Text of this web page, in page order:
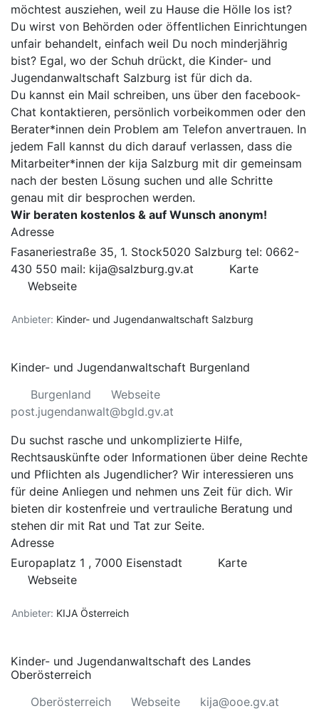
möchtest ausziehen, weil zu Hause die Hölle los ist?
Du wirst von Behörden oder öffentlichen Einrichtungen
unfair behandelt, einfach weil Du noch minderjährig
bist? Egal, wo der Schuh drückt, die Kinder- und
Jugendanwaltschaft Salzburg ist für dich da.
Du kannst ein Mail schreiben, uns über den facebook-
Chat kontaktieren, persönlich vorbeikommen oder den
Berater*innen dein Problem am Telefon anvertrauen. In
jedem Fall kannst du dich darauf verlassen, dass die
Mitarbeiter*innen der kija Salzburg mit dir gemeinsam
nach der besten Lösung suchen und alle Schritte
genau mit dir besprochen werden.
Wir beraten kostenlos & auf Wunsch anonym!
Adresse
Fasaneriestraße 35, 1. Stock5020 Salzburg tel: 0662-
430 550 mail: kija@salzburg.gv.at
Karte
Webseite
Anbieter: Kinder- und Jugendanwaltschaft Salzburg
Kinder- und Jugendanwaltschaft Burgenland
Burgenland
Webseite
post.jugendanwalt@bgld.gv.at
Du suchst rasche und unkomplizierte Hilfe,
Rechtsauskünfte oder Informationen über deine Rechte
und Pflichten als Jugendlicher? Wir interessieren uns
für deine Anliegen und nehmen uns Zeit für dich. Wir
bieten dir kostenfreie und vertrauliche Beratung und
stehen dir mit Rat und Tat zur Seite.
Adresse
Europaplatz 1 , 7000 Eisenstadt
Karte
Webseite
Anbieter: KIJA Österreich
Kinder- und Jugendanwaltschaft des Landes
Oberösterreich
Oberösterreich
Webseite
kija@ooe.gv.at